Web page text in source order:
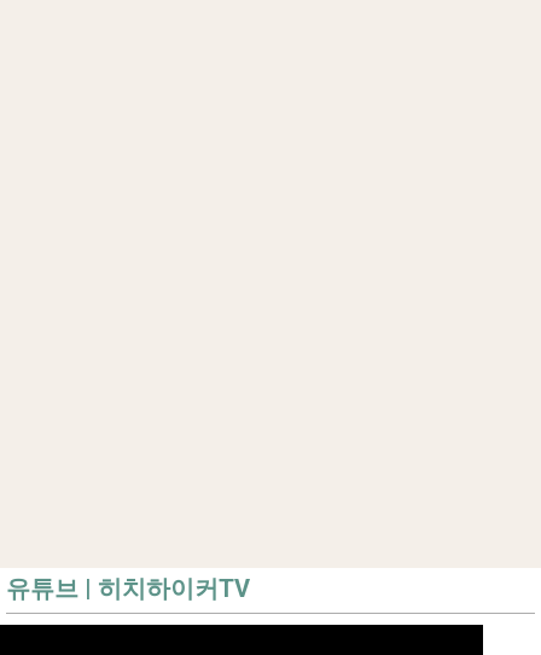
유튜브 | 히치하이커TV